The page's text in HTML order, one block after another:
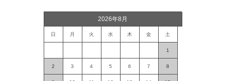
2026年8月
日 月 火 水 木 金 土
1
2 3 4 5 6 7 8